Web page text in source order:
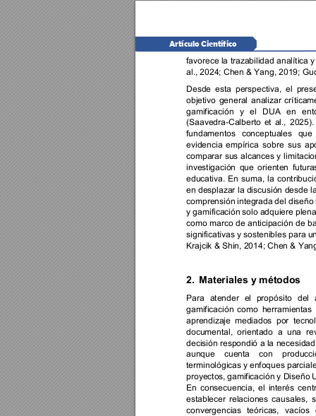
Artículo Científico
favorece la trazabilidad analítica
al., 2024; Chen & Yang, 2019;
Desde esta perspectiva, el
objetivo general analizar
gamificación
y el DUA en
(Saavedra-Calberto et al., 2025).
fundamentos
conceptuales
que
evidencia empírica sobre sus
comparar sus alcances y
investigación
que orienten
educativa.
En suma, la
en desplazar
la discusión desde
comprensión integrada del diseño
y gamificación solo adquiere
como marco de anticipación de
significativas y sostenibles para
Krajcik & Shin, 2014; Chen &
2. Materiales y métodos
Para atender el propósito del
gamificación como herramientas
aprendizaje mediados por
documental, orientado a una
decisión respondió a la
aunque
cuenta con
terminológicas y enfoques
proyectos, gamificación y Diseño
En consecuencia, el interés
establecer relaciones causales,
convergencias
teóricas, vacíos